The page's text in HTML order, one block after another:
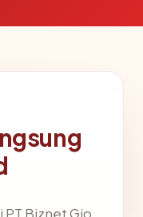
Biznet Gio